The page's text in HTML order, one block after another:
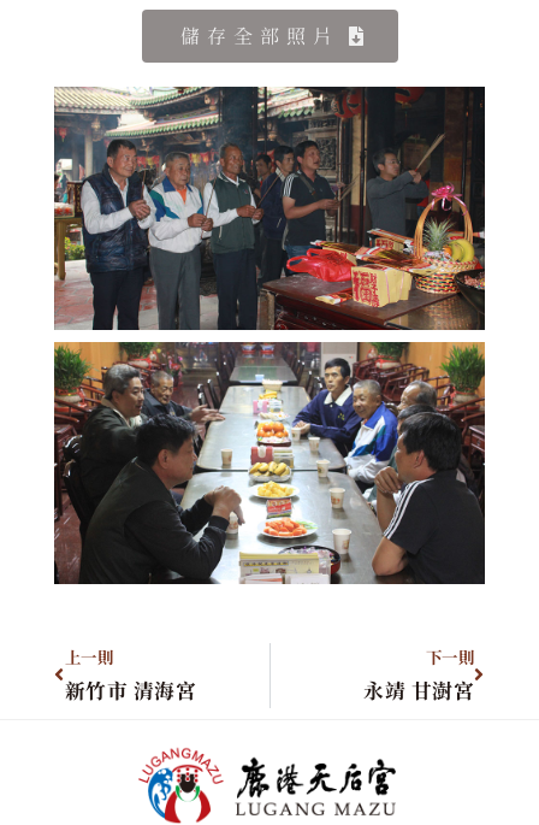
儲存全部照片
上一則
新竹市 清海宮
下一則
永靖 甘澍宮